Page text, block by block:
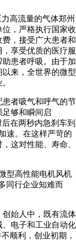
高流量的气体郑州
，严格执行国家收
，接受广大患者和
享受优质的医疗服
患者呼吸。由于加
来，全世界的微型
者吸气和呼气的节
够和瞬间启
在两秒内急刹车到
速。在这样严苛的
这对性能、寿命、
型高性能电机风机
同行企业知难而
创始人中，既有流体
电子和工业自动化
顺利，创业初期，